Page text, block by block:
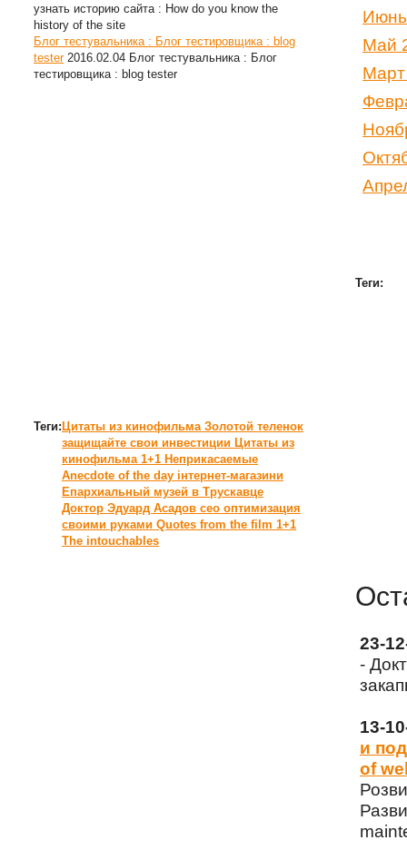
узнать историю сайта : How do you know the
history of the site
Блог тестувальника : Блог тестировщика : blog
tester 2016.02.04 Блог тестувальника : Блог
тестировщика : blog tester
Теги: Цитаты из кинофильма Золотой теленок
защищайте свои инвестиции Цитаты из
кинофильма 1+1 Неприкасаемые
Anecdote of the day інтернет-магазини
Епархиальный музей в Трускавце
Доктор Эдуард Асадов сео оптимизация
своими руками Quotes from the film 1+1
The intouchables
Май
Теги:
23-
-
13-
и
of